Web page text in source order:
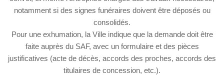
notamment si des signes funéraires doivent être déposés ou
consolidés.
Pour une exhumation, la Ville indique que la demande doit être
faite auprès du SAF, avec un formulaire et des pièces
justificatives (acte de décès, accords des proches, accords des
titulaires de concession, etc.).